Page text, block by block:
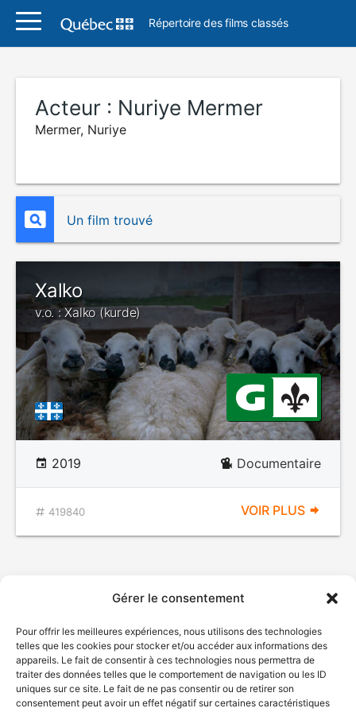
Gérer le consentement
Pour offrir les meilleures expériences, nous utilisons des technologies
telles que les cookies pour stocker et/ou accéder aux informations des
appareils. Le fait de consentir à ces technologies nous permettra de
traiter des données telles que le comportement de navigation ou les ID
uniques sur ce site. Le fait de ne pas consentir ou de retirer son
consentement peut avoir un effet négatif sur certaines caractéristiques
Répertoire des films classés
Acteur : Nuriye Mermer
Mermer, Nuriye
Un film trouvé
Xalko
v.o. : Xalko (kurde)
2019 Documentaire
419840 VOIR PLUS